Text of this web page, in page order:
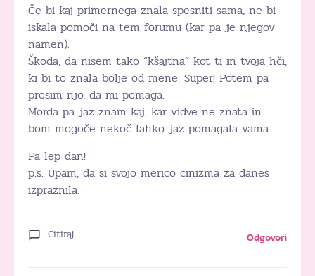
Če bi kaj primernega znala spesniti sama, ne bi
iskala pomoči na tem forumu (kar pa je njegov
namen).
Škoda, da nisem tako “kšajtna” kot ti in tvoja hči,
ki bi to znala bolje od mene. Super! Potem pa
prosim njo, da mi pomaga.
Morda pa jaz znam kaj, kar vidve ne znata in
bom mogoče nekoč lahko jaz pomagala vama.
Pa lep dan!
p.s. Upam, da si svojo merico cinizma za danes
izpraznila.
Citiraj Odgovori